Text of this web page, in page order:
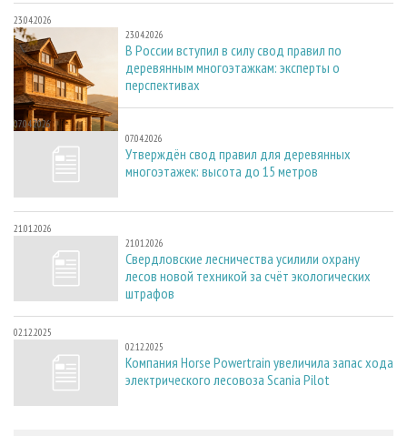
23.04.2026
23.04.2026
В России вступил в силу свод правил по
деревянным многоэтажкам: эксперты о
перспективах
07.04.2026
07.04.2026
Утверждён свод правил для деревянных
многоэтажек: высота до 15 метров
21.01.2026
21.01.2026
Свердловские лесничества усилили охрану
лесов новой техникой за счёт экологических
штрафов
02.12.2025
02.12.2025
Компания Horse Powertrain увеличила запас хода
электрического лесовоза Scania Pilot